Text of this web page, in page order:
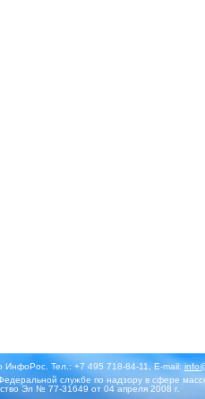
ИнфоРос. Тел.: +7 495 718-84-11, E-mail:
службе по надзору в сфере
Эл № 77-31649 от 04 апреля 2008 г.